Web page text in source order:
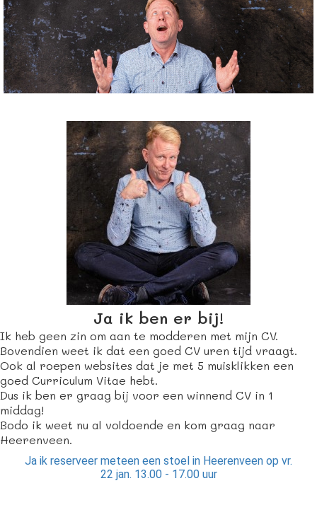
Ja ik ben er bij!
Ik heb geen zin om aan te modderen met mijn CV.
Bovendien weet ik dat een goed CV uren tijd vraagt.
Ook al roepen websites dat je met 5 muisklikken een
goed Curriculum Vitae hebt.
Dus ik ben er graag bij voor een winnend CV in 1
middag!
Bodo ik weet nu al voldoende en kom graag naar
Heerenveen.
Ja ik reserveer meteen een stoel in Heerenveen op vr.
22 jan. 13.00 - 17.00 uur